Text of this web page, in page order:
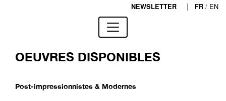
NEWSLETTER | FR / EN
OEUVRES DISPONIBLES
Post-impressionnistes & Modernes